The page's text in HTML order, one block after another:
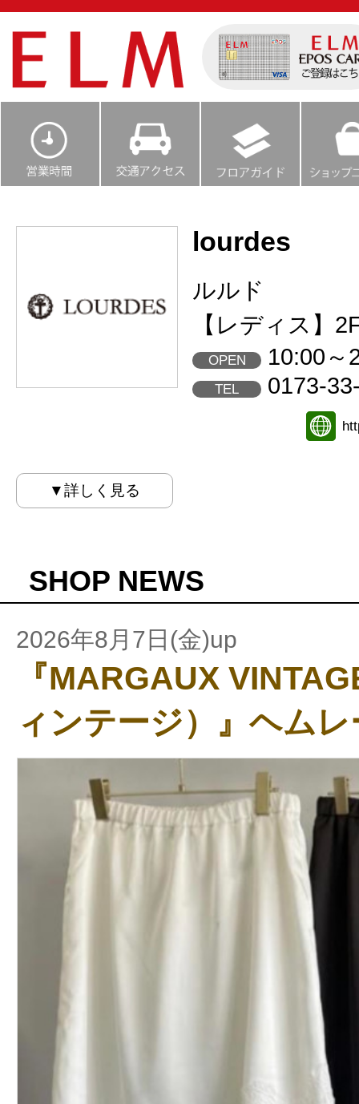
lourdes
ルルド
【レディス】
OPEN 10:00～
TEL 0173-
▼詳しく見る
SHOP NEWS
2026年8月7日(金)up
『MARGAUX
ィンテージ）』ヘム